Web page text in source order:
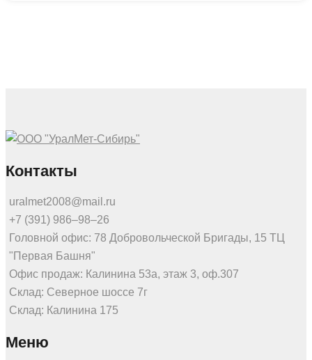
Контакты
uralmet2008@mail.ru
+7 (391) 986‒98‒26
Головной офис: 78 Добровольческой Бригады, 15 ТЦ
"Первая Башня"
Офис продаж: Калинина 53а, этаж 3, оф.307
Склад: Северное шоссе 7г
Склад: Калинина 175
Меню